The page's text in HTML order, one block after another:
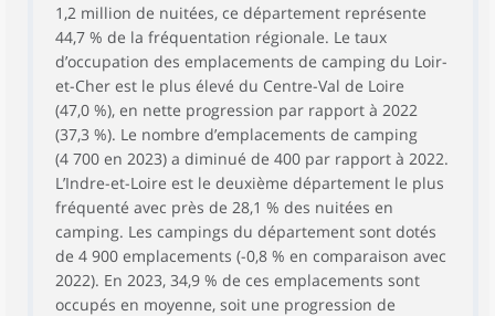
1,2 million de nuitées, ce département représente
44,7 % de la fréquentation régionale. Le taux
d’occupation des emplacements de camping du Loir-
et-Cher est le plus élevé du Centre-Val de Loire
(47,0 %), en nette progression par rapport à 2022
(37,3 %). Le nombre d’emplacements de camping
(4 700 en 2023) a diminué de 400 par rapport à 2022.
L’Indre-et-Loire est le deuxième département le plus
fréquenté avec près de 28,1 % des nuitées en
camping. Les campings du département sont dotés
de 4 900 emplacements (-0,8 % en comparaison avec
2022). En 2023, 34,9 % de ces emplacements sont
occupés en moyenne, soit une progression de